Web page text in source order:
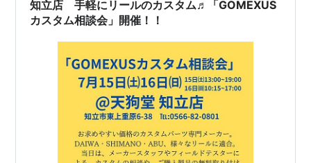
知立店 手軽にリールのカスタム♬「GOMEXUS
カスタム相談会」開催！！